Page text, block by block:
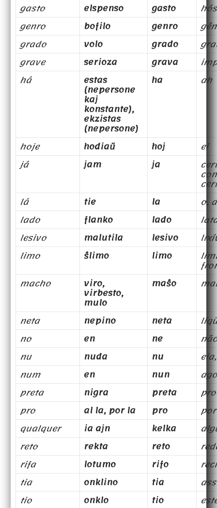
gasto
elspenso gasto
genro
bofilo genro
grado
volo grado
grave
serioza grava
há
estas
(nepersone
kaj
konstante),
ekzistas
(nepersone)
ha ah
hoje hodiaŭ hoj
ei
já
jam ja
lá
tie la
o,
lado
flanko lado
lesivo
malutila lesivo
limo
ŝlimo limo
macho
viro,
virbesto,
mulo
maŝo
neta nepino neta
no
en ne
nu
nuda nu
num
en nun
preta
nigra preta
pro
al la, por la pro
por
qualquer
ia ajn kelka
reto
rekta reto
rifa
lotumo rifo
tia
onklino tia
tio
onklo tio